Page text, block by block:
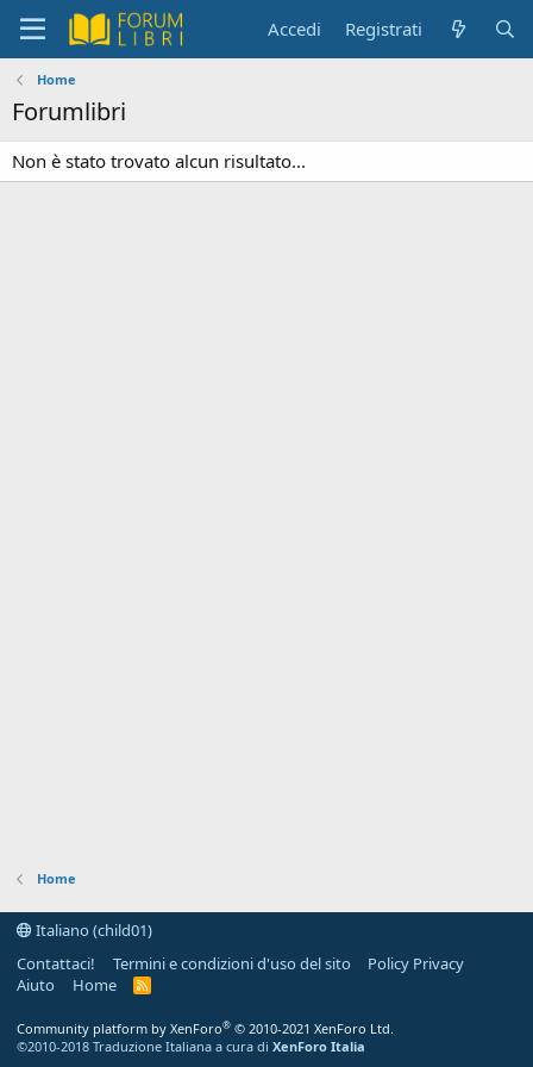
Accedi Registrati
Home
Forumlibri
Non è stato trovato alcun risultato...
Home
Italiano (child01)
Contattaci!
Termini e condizioni d'uso del sito
Policy Privacy
Aiuto
Home
R
Community platform by XenForo® © 2010-2021 XenForo Ltd.
©2010-2018 Traduzione Italiana a cura di XenForo Italia